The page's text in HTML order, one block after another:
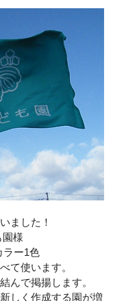
ました！
様
ラー1色
て使います。
んで掲揚します。
しく作成する園が増